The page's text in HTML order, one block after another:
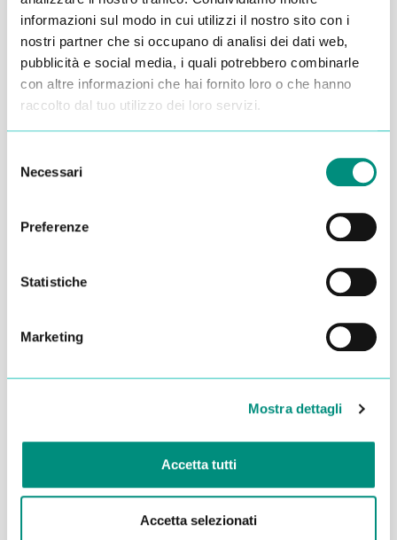
informazioni sul modo in cui utilizzi il nostro sito con i
nostri partner che si occupano di analisi dei dati web,
pubblicità e social media, i quali potrebbero combinarle
con altre informazioni che hai fornito loro o che hanno
raccolto dal tuo utilizzo dei loro servizi.
delNecessari
Preferenze
Statistiche
Marketing
Mostra dettagli
Accetta tutti
Accetta selezionati
Inserisci i tuoi dati qui, ti ricontatteremo
Dichiaro di aver letto laPrivacy Policye acconsento al
trattamento dei miei dati per essere ricontattato